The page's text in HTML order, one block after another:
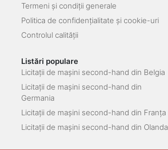
Termeni și condiții generale
Politica de confidențialitate și cookie-uri
Controlul calității
Listări populare
Licitații de mașini second-hand din Belgia
Licitații de mașini second-hand din
Germania
Licitații de mașini second-hand din Franța
Licitații de mașini second-hand din Olanda